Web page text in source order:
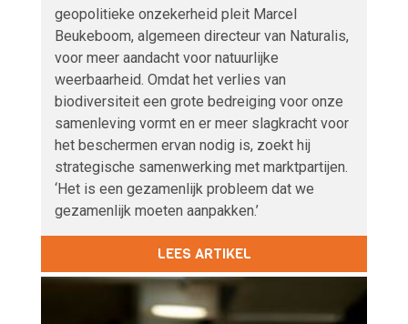
geopolitieke onzekerheid pleit Marcel
Beukeboom, algemeen directeur van Naturalis,
voor meer aandacht voor natuurlijke
weerbaarheid. Omdat het verlies van
biodiversiteit een grote bedreiging voor onze
samenleving vormt en er meer slagkracht voor
het beschermen ervan nodig is, zoekt hij
strategische samenwerking met marktpartijen.
‘Het is een gezamenlijk probleem dat we
gezamenlijk moeten aanpakken.’
LEES ARTIKEL